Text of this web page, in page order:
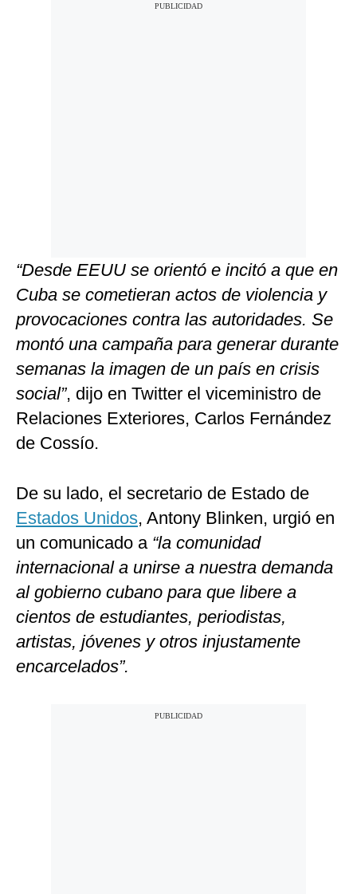
“Desde EEUU se orientó e incitó a que en
Cuba se cometieran actos de violencia y
provocaciones contra las autoridades. Se
montó una campaña para generar durante
semanas la imagen de un país en crisis
social”, dijo en Twitter el viceministro de
Relaciones Exteriores, Carlos Fernández
de Cossío.
De su lado, el secretario de Estado de
Estados Unidos, Antony Blinken, urgió en
un comunicado a “la comunidad
internacional a unirse a nuestra demanda
al gobierno cubano para que libere a
cientos de estudiantes, periodistas,
artistas, jóvenes y otros injustamente
encarcelados”.